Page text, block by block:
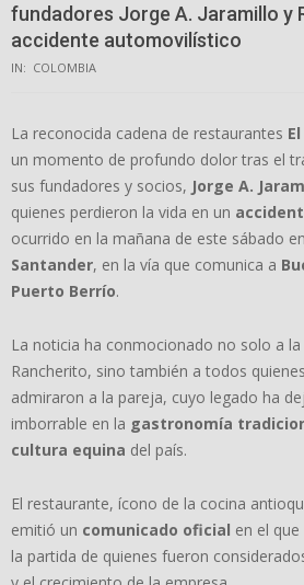
fundadores Jorge A. Jaramillo y
accidente automovilístico
IN: COLOMBIA
La reconocida cadena de restaurantes
un momento de profundo dolor tras el
sus fundadores y socios, Jorge A.
quienes perdieron la vida en un
ocurrido en la mañana de este sábado en
Santander, en la vía que comunica a
Puerto Berrío.
La noticia ha conmocionado no solo a
Rancherito, sino también a todos
admiraron a la pareja, cuyo legado ha
imborrable en la gastronomía
cultura equina del país.
El restaurante, ícono de la cocina
emitió un comunicado oficial en el
la partida de quienes fueron